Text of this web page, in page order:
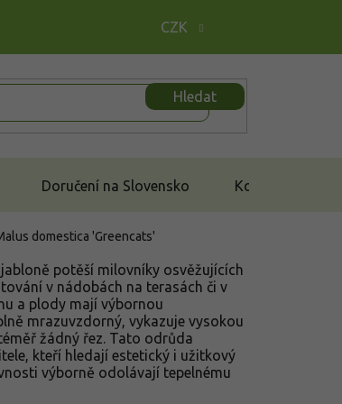
CZK
Hledat
Doručení na Slovensko Kontakt
domestica 'Greencats'
potěší milovníky osvěžujících
v nádobách na terasách či v
a plody mají výbornou
mrazuvzdorný, vykazuje vysokou
žádný řez. Tato odrůda
kteří hledají estetický i užitkový
výborně odolávají tepelnému